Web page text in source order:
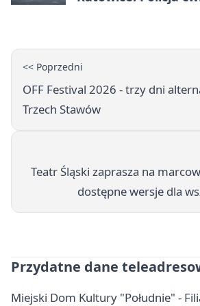
<< Poprzedni
OFF Festival 2026 - trzy dni
Trzech Stawów
Teatr Śląski zaprasza na
dostępne wersje dla
Przydatne dane
Miejski Dom Kultury "Południe" -